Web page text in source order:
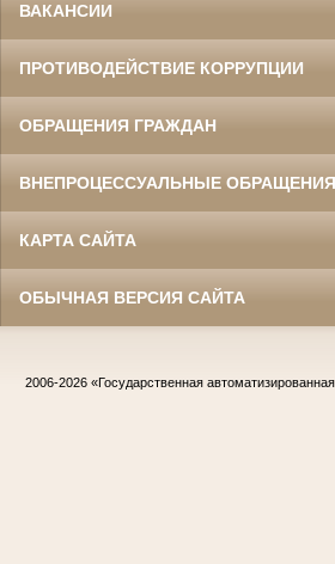
ВАКАНСИИ
ПРОТИВОДЕЙСТВИЕ КОРРУПЦИИ
ОБРАЩЕНИЯ ГРАЖДАН
ВНЕПРОЦЕССУАЛЬНЫЕ ОБРАЩЕНИЯ
КАРТА САЙТА
ОБЫЧНАЯ ВЕРСИЯ САЙТА
2006-2026 «Государственная